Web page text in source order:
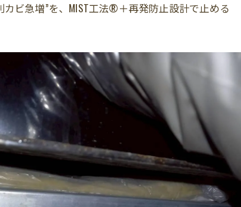
ビ急増”を、MIST工法®＋再発防止設計で止める